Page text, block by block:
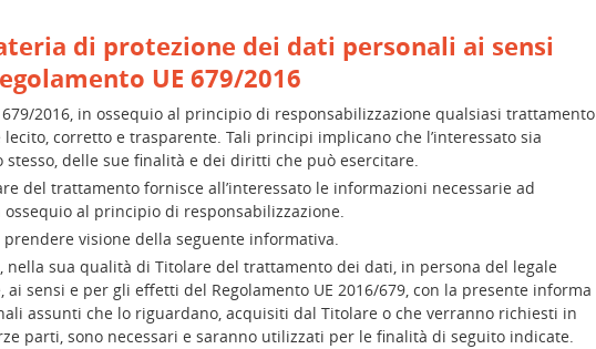
di protezione dei dati personali ai sensi
UE 679/2016
679/2016, in ossequio al principio di responsabilizzazione qualsiasi trattamento
corretto e trasparente. Tali principi implicano che l’interessato sia
stesso, delle sue finalità e dei diritti che può esercitare.
del trattamento fornisce all’interessato le informazioni necessarie ad
al principio di responsabilizzazione.
visione della seguente informativa.
, nella sua qualità di Titolare del trattamento dei dati, in persona del legale
sensi e per gli effetti del Regolamento UE 2016/679, con la presente informa
assunti che lo riguardano, acquisiti dal Titolare o che verranno richiesti in
parti, sono necessari e saranno utilizzati per le finalità di seguito indicate.